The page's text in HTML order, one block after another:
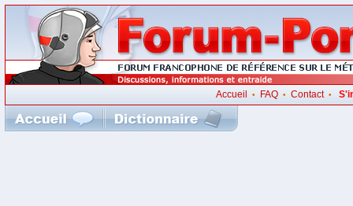
Accueil • FAQ• Contact•